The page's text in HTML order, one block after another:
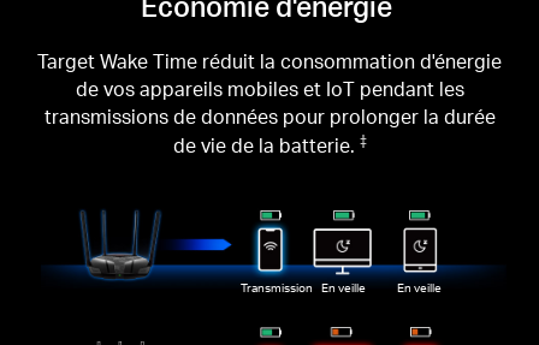
Target Wake Time réduit la consommation d'énergie
de vos appareils mobiles et IoT pendant les
transmissions de données pour prolonger la durée
de vie de la batterie. ‡
Transmission En veille En veille